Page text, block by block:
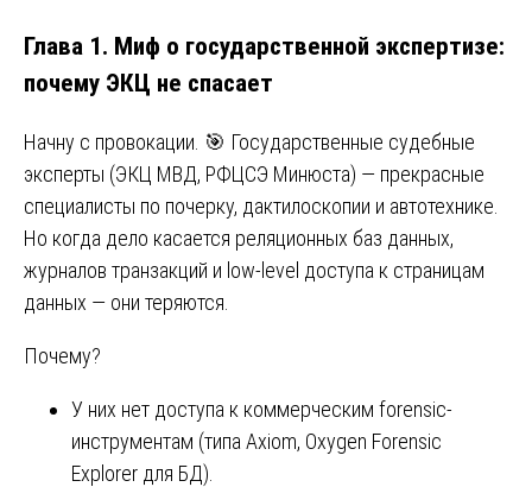
Глава 1. Миф о государственной экспертизе:
почему ЭКЦ не спасает
Начну с провокации. 🎯 Государственные судебные
эксперты (ЭКЦ МВД, РФЦСЭ Минюста) — прекрасные
специалисты по почерку, дактилоскопии и автотехнике.
Но когда дело касается реляционных баз данных,
журналов транзакций и low-level доступа к страницам
данных — они теряются.
Почему?
У них нет доступа к коммерческим forensic-
инструментам (типа Axiom, Oxygen Forensic
Explorer для БД).